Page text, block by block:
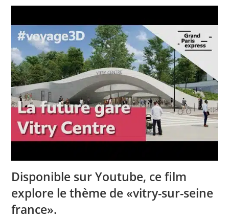
Disponible sur Youtube, ce film
explore le thème de «vitry-sur-seine
france».